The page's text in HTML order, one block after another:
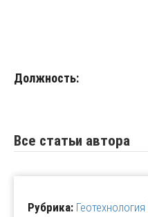
Должность:
Все статьи автора
Рубрика: Геотехнология